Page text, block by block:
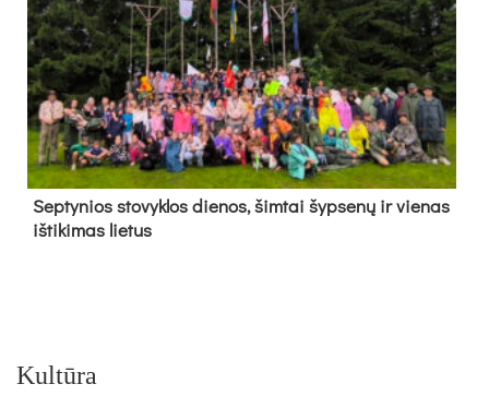
Sep­ty­nios sto­vyk­los die­nos, šim­tai šyp­se­nų ir vie­nas
iš­ti­ki­mas lie­tus
Kultūra